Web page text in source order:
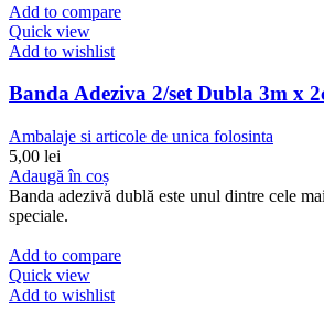
Add to compare
Quick view
Add to wishlist
Banda Adeziva 2/set Dubla 3m x
Ambalaje si articole de unica folosinta
5,00 lei
Adaugă în coș
Banda adezivă dublă este unul dintre cele
speciale.
Add to compare
Quick view
Add to wishlist